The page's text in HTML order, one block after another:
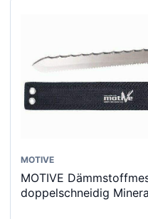
MOTIVE
MOTIVE
doppelschneidig
Dieses
Produkt
weist